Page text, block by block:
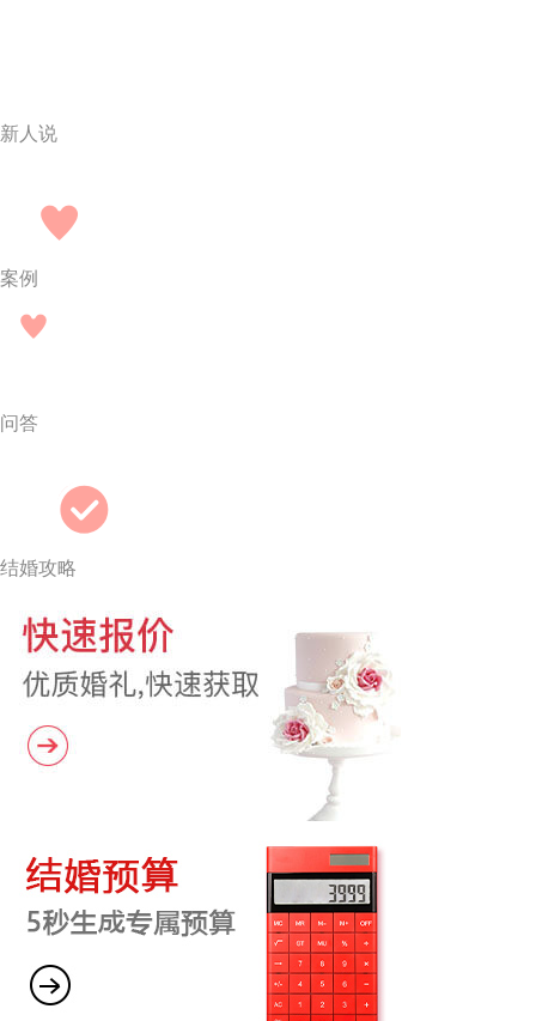
新人说
案例
问答
结婚攻略